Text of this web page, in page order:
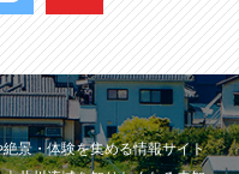
景・体験を集める情報サイト